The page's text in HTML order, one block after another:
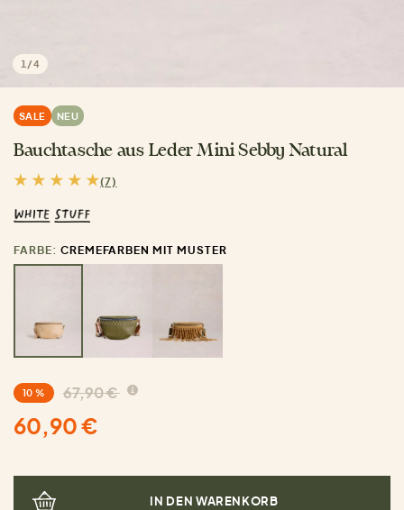
1 /4
SALE NEU
Bauchtasche aus Leder Mini Sebby Natural
(7)
FARBE: CREMEFARBEN MIT MUSTER
10 % 67,90 €
60,90 €
IN DEN WARENKORB